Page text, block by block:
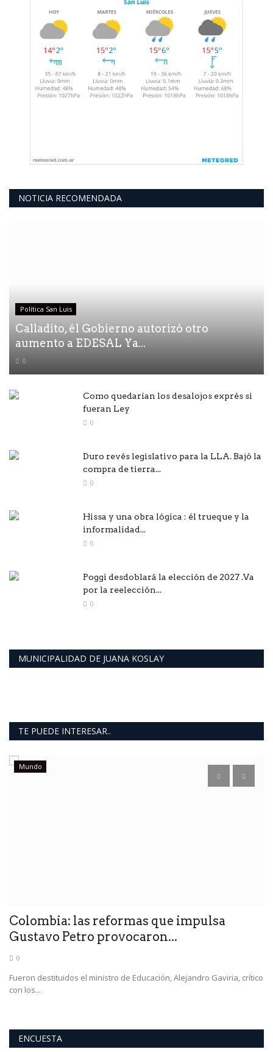
NOTICIA RECOMENDADA
Política San Luis
Calladito, él Gobierno autorizó otro
aumento a EDESAL Ya...
0
Como quedarían los desalojos exprés si
fueran Ley
0
Duro revés legislativo para la LLA. Bajó la
compra de tierra...
0
Hissa y una obra lógica : él trueque y la
informalidad...
0
Poggi desdoblará la elección de 2027 .Va
por la reelección...
0
MUNICIPALIDAD DE JUANA KOSLAY
TE PUEDE INTERESAR..
Mundo
Colombia: las reformas que impulsa
Gustavo Petro provocaron...
0
Fueron destituidos el ministro de Educación, Alejandro Gaviria, crítico
con los...
ENCUESTA